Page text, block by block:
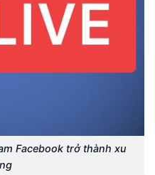
Facebook trở thành xu